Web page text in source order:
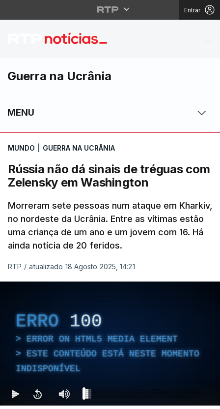
Entrar
Rússia não dá sinais
Guerra na Ucrânia
MENU
MUNDO GUERRA NA UCRÂNIA
Rússia não dá sinais de tréguas com
Zelensky em Washington
Morreram sete pessoas num ataque em Kharkiv,
no nordeste da Ucrânia. Entre as vítimas estão
uma criança de um ano e um jovem com 16. Há
ainda notícia de 20 feridos.
RTP / atualizado 18 Agosto 2025, 14:21
ERRO 100
ERROR ON HTML5 MEDIA ELEMENT
ESTE CONTEÚDO ESTÁ NESTE MOMENTO
INDISPONÍVEL